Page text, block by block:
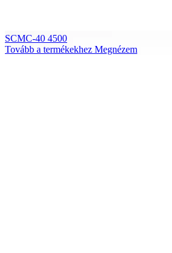
SCMC-40 4500
Tovább a termékekhez Megnézem